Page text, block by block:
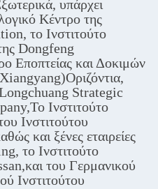
υπάρχει
Κέντρο της
το Ινστιτούτο
Dongfeng
Εποπτείας και Δοκιμών
Strategic
Ινστιτούτο
Ινστιτούτου
και ξένες εταιρείες
το Ινστιτούτο
του Γερμανικού
Ινστιτούτου